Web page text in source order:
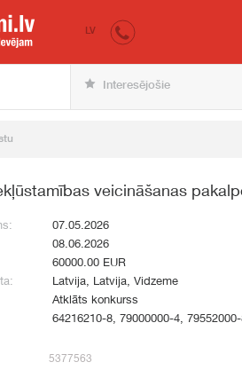
iepirkumi.lv
LV
Interesējošie
veicināšanas
07.05.2026
08.06.2026
60000.00 EUR
Latvija, Latvija, Vidzeme
Atklāts konkurss
64216210-8, 79000000-4,
5377563